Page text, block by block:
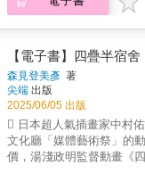
沒看到其他成員了，難道
嗎？‟ 一股讓人想說「這
對配音員夢想滿懷野心，
實現，但是我們之間的距
法跨越了。不管春天降臨
發芽的一天。〈像個真正
直吃下去，就能夠掩埋那
所以我一心一意拚命動筷
裡的空氣壓扁了。找不到
明石等人計劃重回涼快的
奔西走，湊合各種對不上
時，一位自稱來自二十五
大一住宿生——田村，突然
廊。他的房號不僅與「我
置信的是，他竟聲稱自己
子……？究竟我們能否成
「我」不為人知的戀情又
說《四疊半宿舍，青春迷
【電子書】四疊半宿
森見登美彥 著
尖端 出版
2025/06/05 出版
 日本超人氣插畫家中村
文化廳「媒體藝術祭」的
價，湯淺政明監督動畫《